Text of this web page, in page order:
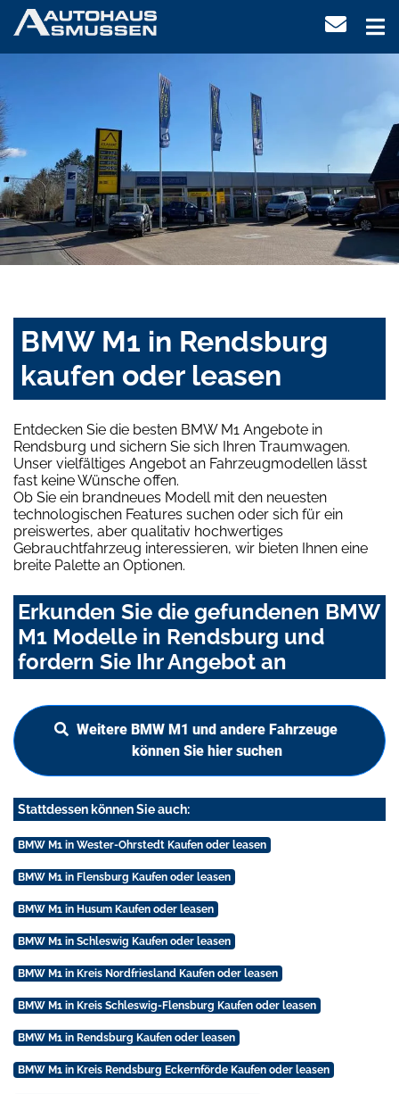
BMW M1 in Rendsburg
kaufen oder leasen
Entdecken Sie die besten BMW M1 Angebote in
Rendsburg und sichern Sie sich Ihren Traumwagen.
Unser vielfältiges Angebot an Fahrzeugmodellen lässt
fast keine Wünsche offen.
Ob Sie ein brandneues Modell mit den neuesten
technologischen Features suchen oder sich für ein
preiswertes, aber qualitativ hochwertiges
Gebrauchtfahrzeug interessieren, wir bieten Ihnen eine
breite Palette an Optionen.
Erkunden Sie die gefundenen BMW
M1 Modelle in Rendsburg und
fordern Sie Ihr Angebot an
Weitere BMW M1 und andere Fahrzeuge
können Sie hier suchen
Stattdessen können Sie auch:
BMW M1 in Wester-Ohrstedt Kaufen oder leasen
BMW M1 in Flensburg Kaufen oder leasen
BMW M1 in Husum Kaufen oder leasen
BMW M1 in Schleswig Kaufen oder leasen
BMW M1 in Kreis Nordfriesland Kaufen oder leasen
BMW M1 in Kreis Schleswig-Flensburg Kaufen oder leasen
BMW M1 in Rendsburg Kaufen oder leasen
BMW M1 in Kreis Rendsburg Eckernförde Kaufen oder leasen